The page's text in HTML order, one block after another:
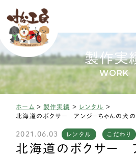
製作実
WORK
ホーム >製作実績 > レンタル >
北海道のボクサー アンジーちゃんの犬
2021.06.03 レンタル こだわり
北海道のボクサー